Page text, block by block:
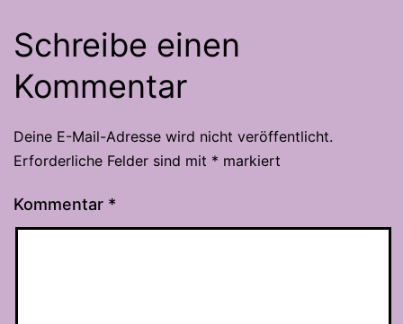
Schreibe einen
Kommentar
Deine E-Mail-Adresse wird nicht veröffentlicht.
Erforderliche Felder sind mit * markiert
Kommentar *